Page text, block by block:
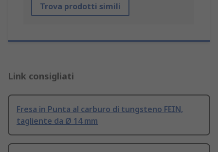
Trova prodotti simili
Link consigliati
Fresa in Punta al carburo di tungsteno FEIN,
tagliente da Ø 14 mm